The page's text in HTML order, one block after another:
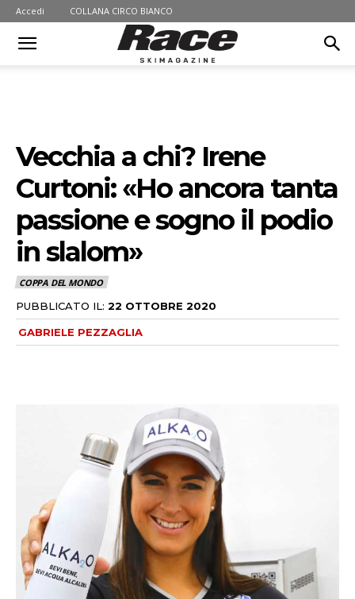
Accedi COLLANA CIRCO BIANCO
Vecchia a chi? Irene
Curtoni: «Ho ancora tanta
passione e sogno il podio
in slalom»
COPPA DEL MONDO
PUBBLICATO IL: 22 OTTOBRE 2020
GABRIELE PEZZAGLIA